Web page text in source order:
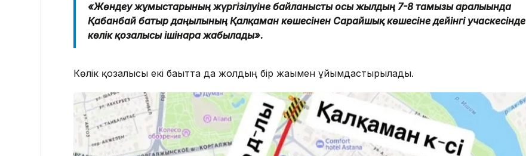
«Жөндеу жұмыстарының жүргізілуіне байланысты осы жылдың 7-8 тамызы аралығында
Қабанбай батыр даңғылының Қалқаман көшесінен Сарайшық көшесіне дейінгі учаскесінде
көлік қозғалысы ішінара жабылады».
Көлік қозғалысы екі бағытта да жолдың бір жағымен ұйымдастырылады.